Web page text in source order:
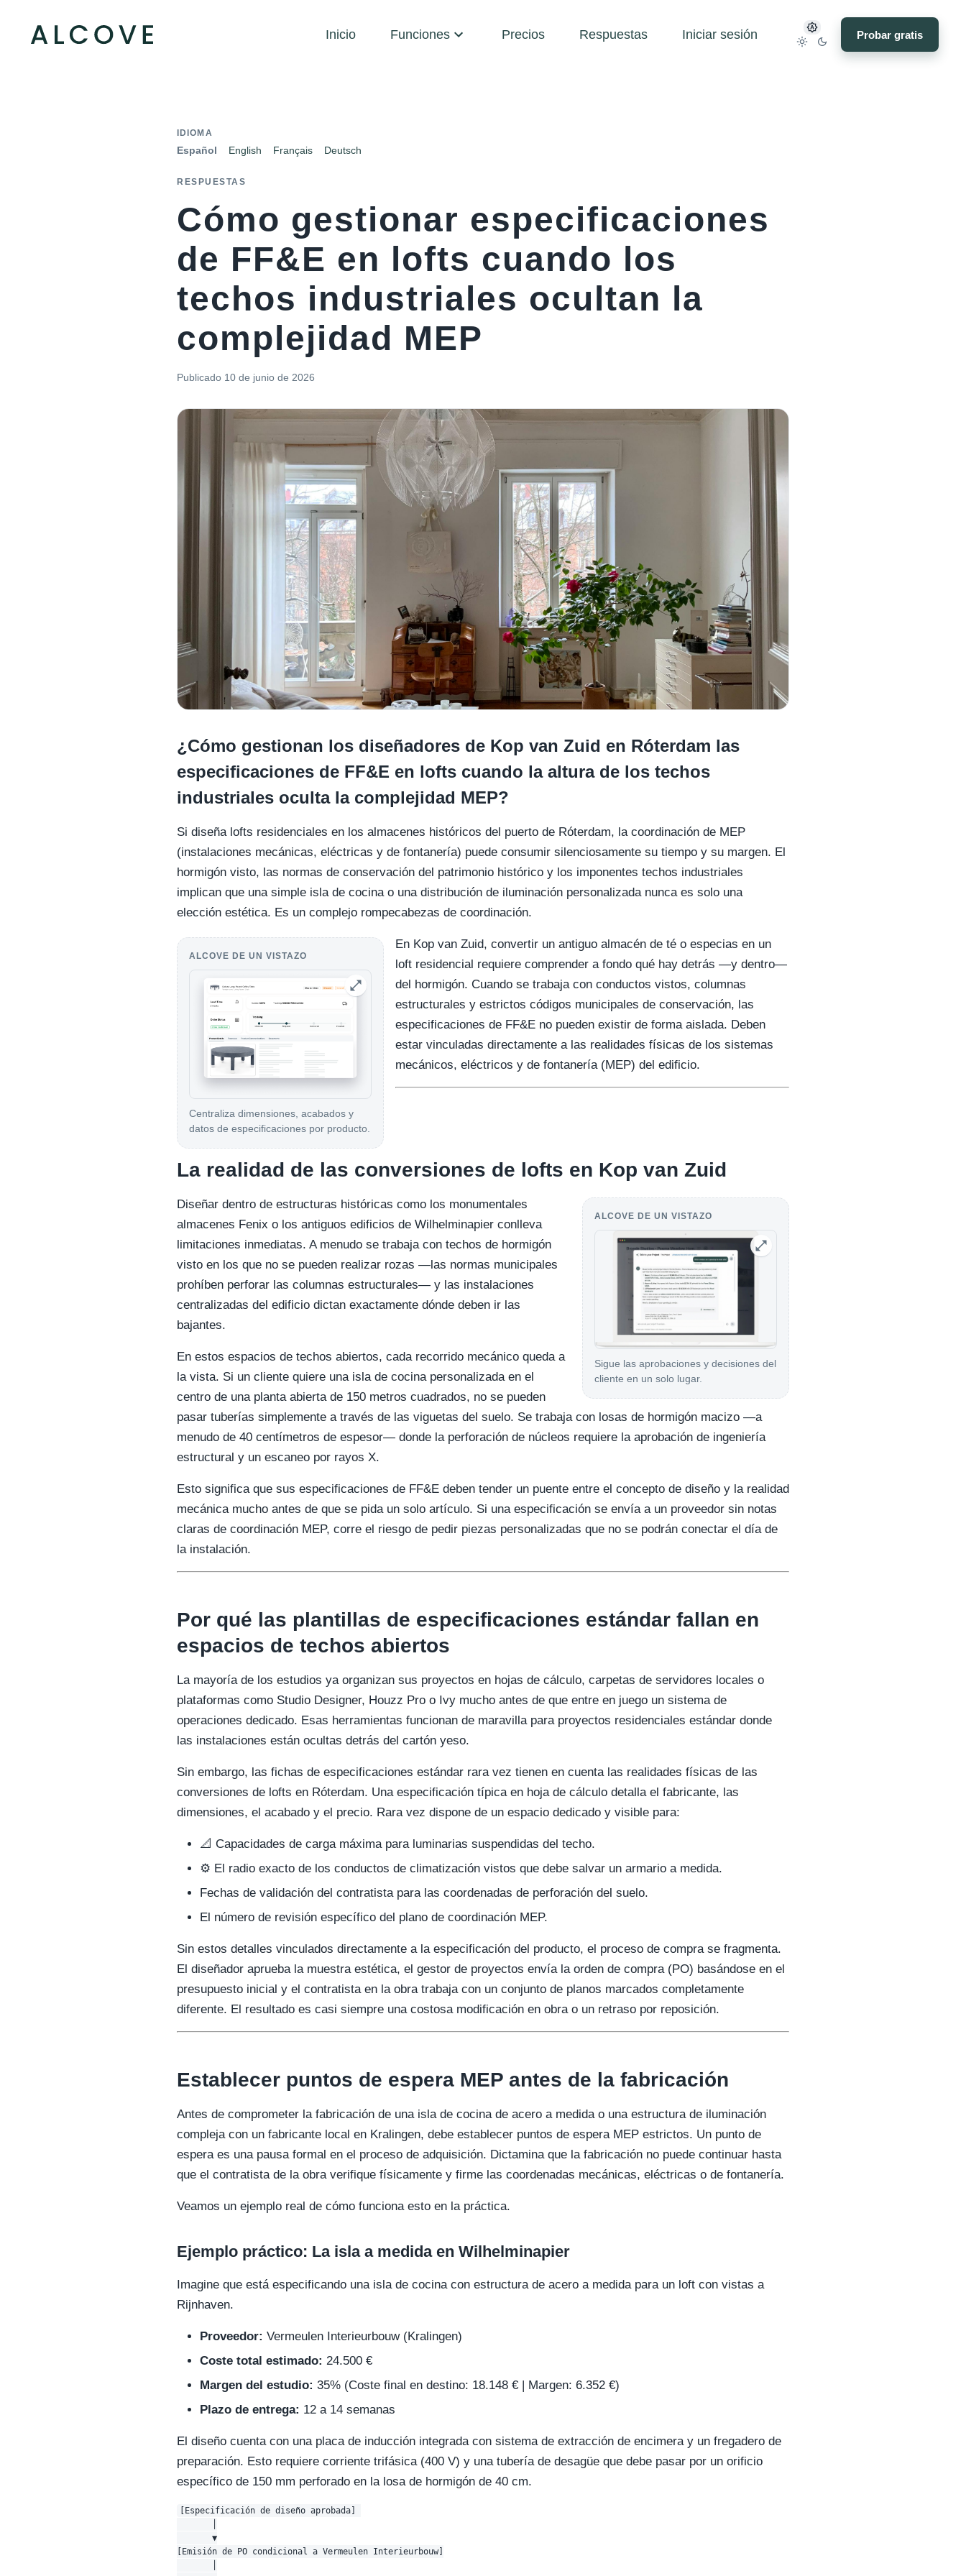
Inicio Funciones Precios Respuestas Iniciar sesión Probar gratis
IDIOMA
Español English Français Deutsch
RESPUESTAS
Cómo gestionar especificaciones
de FF&E en lofts cuando los
techos industriales ocultan la
complejidad MEP
Publicado 10 de junio de 2026
¿Cómo gestionan los diseñadores de Kop van Zuid en Róterdam las
especificaciones de FF&E en lofts cuando la altura de los techos
industriales oculta la complejidad MEP?
Si diseña lofts residenciales en los almacenes históricos del puerto de Róterdam, la coordinación de MEP
(instalaciones mecánicas, eléctricas y de fontanería) puede consumir silenciosamente su tiempo y su margen. El
hormigón visto, las normas de conservación del patrimonio histórico y los imponentes techos industriales
implican que una simple isla de cocina o una distribución de iluminación personalizada nunca es solo una
elección estética. Es un complejo rompecabezas de coordinación.
ALCOVE DE UN VISTAZO
Centraliza dimensiones, acabados y
datos de especificaciones por producto.
En Kop van Zuid, convertir un antiguo almacén de té o especias en un
loft residencial requiere comprender a fondo qué hay detrás —y dentro—
del hormigón. Cuando se trabaja con conductos vistos, columnas
estructurales y estrictos códigos municipales de conservación, las
especificaciones de FF&E no pueden existir de forma aislada. Deben
estar vinculadas directamente a las realidades físicas de los sistemas
mecánicos, eléctricos y de fontanería (MEP) del edificio.
La realidad de las conversiones de lofts en Kop van Zuid
ALCOVE DE UN VISTAZO
Sigue las aprobaciones y decisiones del
cliente en un solo lugar.
Diseñar dentro de estructuras históricas como los monumentales
almacenes Fenix o los antiguos edificios de Wilhelminapier conlleva
limitaciones inmediatas. A menudo se trabaja con techos de hormigón
visto en los que no se pueden realizar rozas —las normas municipales
prohíben perforar las columnas estructurales— y las instalaciones
centralizadas del edificio dictan exactamente dónde deben ir las
bajantes.
En estos espacios de techos abiertos, cada recorrido mecánico queda a
la vista. Si un cliente quiere una isla de cocina personalizada en el
centro de una planta abierta de 150 metros cuadrados, no se pueden
pasar tuberías simplemente a través de las viguetas del suelo. Se trabaja con losas de hormigón macizo —a
menudo de 40 centímetros de espesor— donde la perforación de núcleos requiere la aprobación de ingeniería
estructural y un escaneo por rayos X.
Esto significa que sus especificaciones de FF&E deben tender un puente entre el concepto de diseño y la realidad
mecánica mucho antes de que se pida un solo artículo. Si una especificación se envía a un proveedor sin notas
claras de coordinación MEP, corre el riesgo de pedir piezas personalizadas que no se podrán conectar el día de
la instalación.
Por qué las plantillas de especificaciones estándar fallan en
espacios de techos abiertos
La mayoría de los estudios ya organizan sus proyectos en hojas de cálculo, carpetas de servidores locales o
plataformas como Studio Designer, Houzz Pro o Ivy mucho antes de que entre en juego un sistema de
operaciones dedicado. Esas herramientas funcionan de maravilla para proyectos residenciales estándar donde
las instalaciones están ocultas detrás del cartón yeso.
Sin embargo, las fichas de especificaciones estándar rara vez tienen en cuenta las realidades físicas de las
conversiones de lofts en Róterdam. Una especificación típica en hoja de cálculo detalla el fabricante, las
dimensiones, el acabado y el precio. Rara vez dispone de un espacio dedicado y visible para:
📐 Capacidades de carga máxima para luminarias suspendidas del techo.
⚙️ El radio exacto de los conductos de climatización vistos que debe salvar un armario a medida.
Fechas de validación del contratista para las coordenadas de perforación del suelo.
El número de revisión específico del plano de coordinación MEP.
Sin estos detalles vinculados directamente a la especificación del producto, el proceso de compra se fragmenta.
El diseñador aprueba la muestra estética, el gestor de proyectos envía la orden de compra (PO) basándose en el
presupuesto inicial y el contratista en la obra trabaja con un conjunto de planos marcados completamente
diferente. El resultado es casi siempre una costosa modificación en obra o un retraso por reposición.
Establecer puntos de espera MEP antes de la fabricación
Antes de comprometer la fabricación de una isla de cocina de acero a medida o una estructura de iluminación
compleja con un fabricante local en Kralingen, debe establecer puntos de espera MEP estrictos. Un punto de
espera es una pausa formal en el proceso de adquisición. Dictamina que la fabricación no puede continuar hasta
que el contratista de la obra verifique físicamente y firme las coordenadas mecánicas, eléctricas o de fontanería.
Veamos un ejemplo real de cómo funciona esto en la práctica.
Ejemplo práctico: La isla a medida en Wilhelminapier
Imagine que está especificando una isla de cocina con estructura de acero a medida para un loft con vistas a
Rijnhaven.
Proveedor: Vermeulen Interieurbouw (Kralingen)
Coste total estimado: 24.500 €
Margen del estudio: 35% (Coste final en destino: 18.148 € | Margen: 6.352 €)
Plazo de entrega: 12 a 14 semanas
El diseño cuenta con una placa de inducción integrada con sistema de extracción de encimera y un fregadero de
preparación. Esto requiere corriente trifásica (400 V) y una tubería de desagüe que debe pasar por un orificio
específico de 150 mm perforado en la losa de hormigón de 40 cm.
[Especificación de diseño aprobada]
       ▼
[Emisión de PO condicional a Vermeulen Interieurbouw]